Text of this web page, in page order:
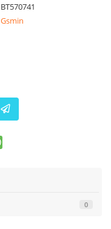
BT570741
Gsmin
0